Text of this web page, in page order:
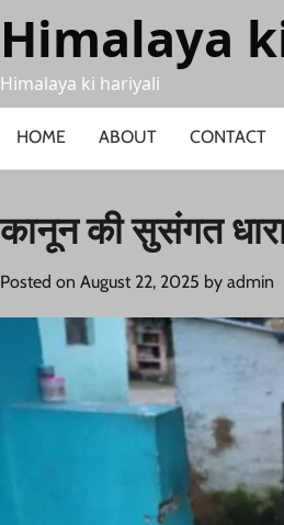
to
content
Himalaya
Himalaya ki hariyali
HOME ABOUT CONTACT
कानून की सुसंगत
Posted on August 22, 2025 by admin